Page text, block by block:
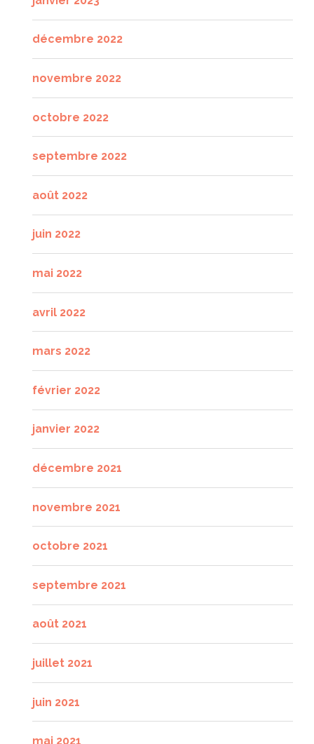
décembre 2022
novembre 2022
octobre 2022
septembre 2022
août 2022
juin 2022
mai 2022
avril 2022
mars 2022
février 2022
janvier 2022
décembre 2021
novembre 2021
octobre 2021
septembre 2021
août 2021
juillet 2021
juin 2021
mai 2021